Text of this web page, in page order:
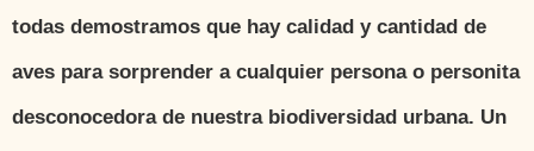
todas demostramos que hay calidad y cantidad de
aves para sorprender a cualquier persona o personita
desconocedora de nuestra biodiversidad urbana. Un